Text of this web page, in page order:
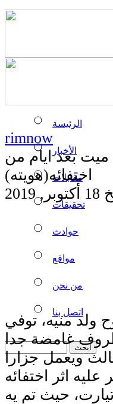
الرئيسة
الأخبار
مقابلات
تحقيقات
حوادث
مواقع
من نحن
اتصل بنا
rimnow
بعد ايام من
اختفائه(هويته)
ولد منيه، توفي
غامضة جدا
ويعمل جزارا
اثر اختفائه
حيث تم يه